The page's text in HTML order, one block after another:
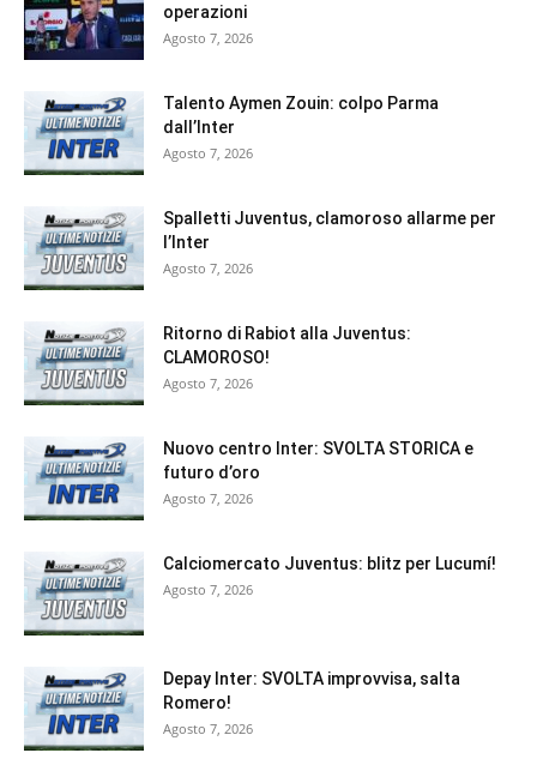
operazioni
Agosto 7, 2026
Talento Aymen Zouin: colpo Parma
dall’Inter
Agosto 7, 2026
Spalletti Juventus, clamoroso allarme per
l’Inter
Agosto 7, 2026
Ritorno di Rabiot alla Juventus:
CLAMOROSO!
Agosto 7, 2026
Nuovo centro Inter: SVOLTA STORICA e
futuro d’oro
Agosto 7, 2026
Calciomercato Juventus: blitz per Lucumí!
Agosto 7, 2026
Depay Inter: SVOLTA improvvisa, salta
Romero!
Agosto 7, 2026